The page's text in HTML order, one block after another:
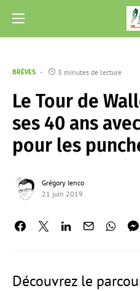
BRÈVES 3 minutes de lecture
Le Tour de
ses 40 ans
pour les
Grégory Ienco
21 juin 2019
Découvrez le